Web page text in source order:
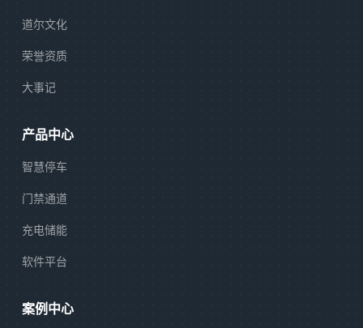
道尔文化
荣誉资质
大事记
产品中心
智慧停车
门禁通道
充电储能
软件平台
案例中心